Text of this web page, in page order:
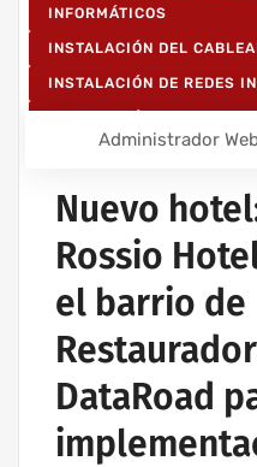
INFORMÁTICOS
INSTALACIÓN DEL
INSTALACIÓN DE REDES
Administrador
Nuevo
Rossio
el barrio de
DataRoad